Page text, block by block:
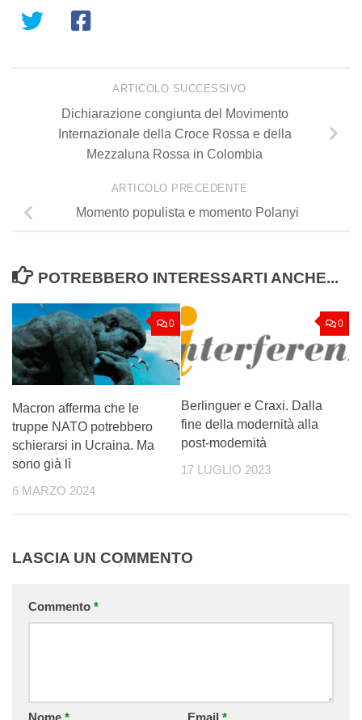
ARTICOLO SUCCESSIVO
Dichiarazione congiunta del Movimento
Internazionale della Croce Rossa e della
Mezzaluna Rossa in Colombia
ARTICOLO PRECEDENTE
Momento populista e momento Polanyi
POTREBBERO INTERESSARTI ANCHE...
0
Macron afferma che le
truppe NATO potrebbero
schierarsi in Ucraina. Ma
sono già lì
6 MARZO 2024
0
Berlinguer e Craxi. Dalla
fine della modernità alla
post-modernità
17 LUGLIO 2023
LASCIA UN COMMENTO
Commento *
Nome * Email *